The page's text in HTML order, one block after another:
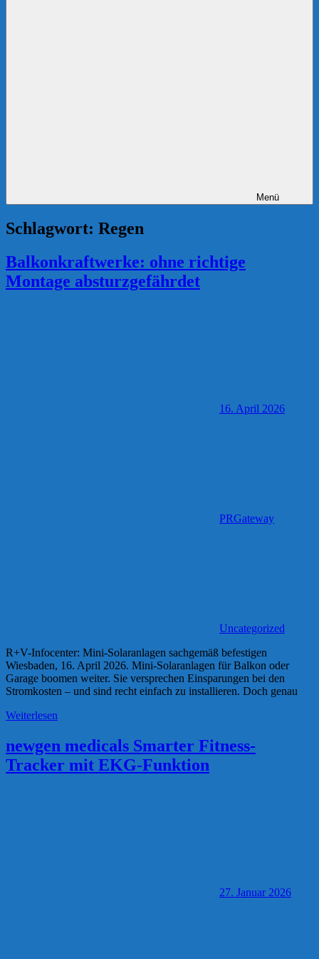
Menü
Schlagwort: Regen
Balkonkraftwerke: ohne richtige
Montage absturzgefährdet
16. April 2026
PRGateway
Uncategorized
R+V-Infocenter: Mini-Solaranlagen sachgemäß befestigen
Wiesbaden, 16. April 2026. Mini-Solaranlagen für Balkon oder
Garage boomen weiter. Sie versprechen Einsparungen bei den
Stromkosten – und sind recht einfach zu installieren. Doch genau
Weiterlesen
newgen medicals Smarter Fitness-
Tracker mit EKG-Funktion
27. Januar 2026